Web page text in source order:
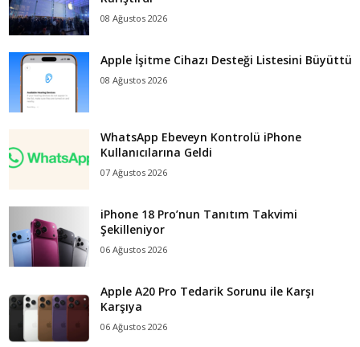
08 Ağustos 2026
Apple İşitme Cihazı Desteği Listesini Büyüttü
08 Ağustos 2026
WhatsApp Ebeveyn Kontrolü iPhone
Kullanıcılarına Geldi
07 Ağustos 2026
iPhone 18 Pro’nun Tanıtım Takvimi
Şekilleniyor
06 Ağustos 2026
Apple A20 Pro Tedarik Sorunu ile Karşı
Karşıya
06 Ağustos 2026